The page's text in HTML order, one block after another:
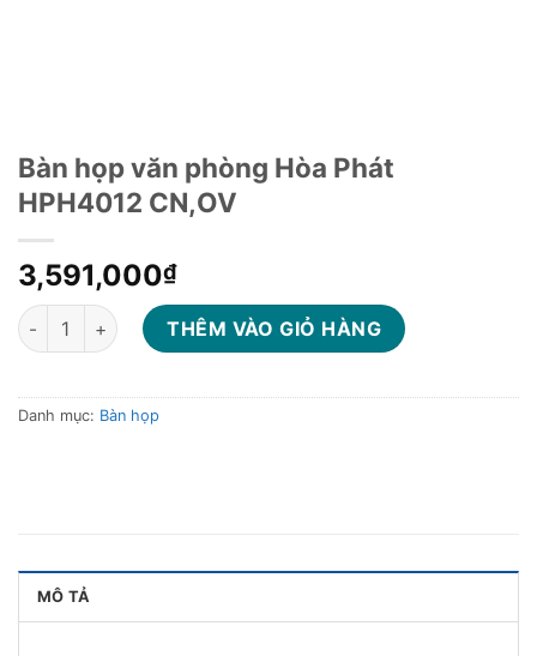
Bàn họp văn phòng Hòa Phát
HPH4012 CN,OV
3,591,000₫
Bàn họp văn phòng Hòa Phát HPH4012 CN,OV số lượng
THÊM VÀO GIỎ HÀNG
Danh mục: Bàn họp
MÔ TẢ